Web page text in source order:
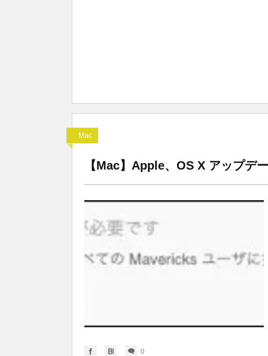
Mac
【Mac】Apple、OS X アップデ
0